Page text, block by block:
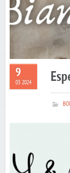
9
03 2024